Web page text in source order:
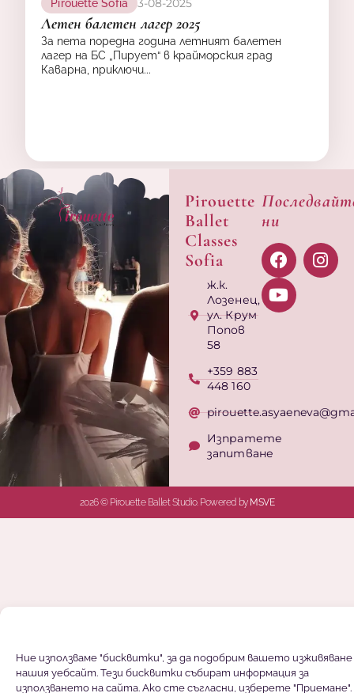
Ние използваме "бисквитки", за да подобрим вашето изживяване
нашия уебсайт. Тези бисквитки събират информация за
използването на сайта. Ако сте съгласни, изберете "Приемане".
Pirouette Sofia 3-08-2025
Летен балетен лагер 2025
За пета поредна година летният балетен
лагер на БС „Пирует“ в крайморския град
Каварна, приключи...
Pirouette
Ballet
Classes
Sofia
ж.к.
Лозенец,
ул. Крум
Попов
58
+359 883
448 160
Изпратете
запитване
ни
2026 © Pirouette Ballet Studio. Powered by MSVE